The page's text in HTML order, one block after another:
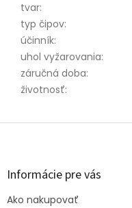
tvar:
typ čipov:
účinník:
uhol vyžarovania:
záručná doba:
životnosť:
Z
Informácie pre vás
Ako nakupovať